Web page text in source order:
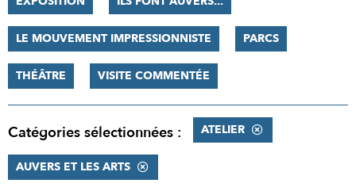
LE MOUVEMENT IMPRESSIONNISTE PARCS
THÉÂTRE VISITE COMMENTÉE
Catégories sélectionnées : ATELIER
AUVERS ET LES ARTS